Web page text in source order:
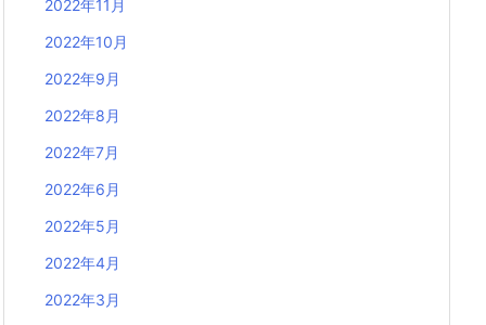
2022年11月
2022年10月
2022年9月
2022年8月
2022年7月
2022年6月
2022年5月
2022年4月
2022年3月